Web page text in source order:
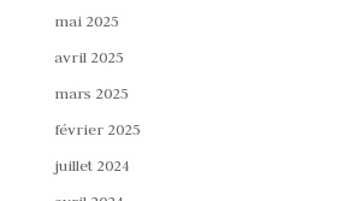
mai 2025
avril 2025
mars 2025
février 2025
juillet 2024